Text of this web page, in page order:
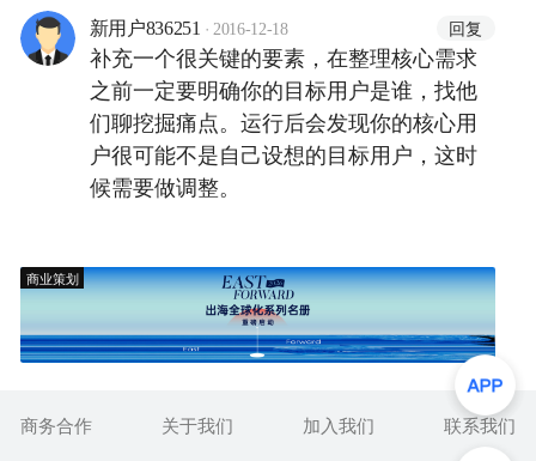
新用户836251 · 2016-12-18 回复
补充一个很关键的要素，在整理核心需求
之前一定要明确你的目标用户是谁，找他
们聊挖掘痛点。运行后会发现你的核心用
户很可能不是自己设想的目标用户，这时
候需要做调整。
商业策划
商务合作 关于我们 加入我们
联系我们